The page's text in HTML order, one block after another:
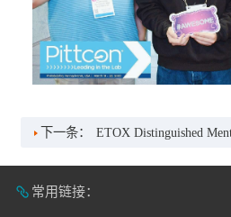
下一条： ETOX Distinguished
常用链接：